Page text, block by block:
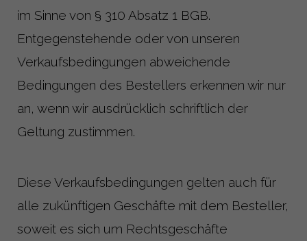
im Sinne von § 310 Absatz 1 BGB.
Entgegenstehende oder von unseren
Verkaufsbedingungen abweichende
Bedingungen des Bestellers erkennen wir nur
an, wenn wir ausdrücklich schriftlich der
Geltung zustimmen.
Diese Verkaufsbedingungen gelten auch für
alle zukünftigen Geschäfte mit dem Besteller,
soweit es sich um Rechtsgeschäfte